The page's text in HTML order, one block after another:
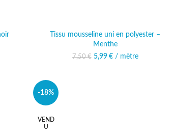
:est :
Tissu mousseline uni en polyester –
Menthe
7,50€ Le prix initial était : 7,50 €.
5,99 € Le prix actuel est :
/ mètre
-18%
VEND
U